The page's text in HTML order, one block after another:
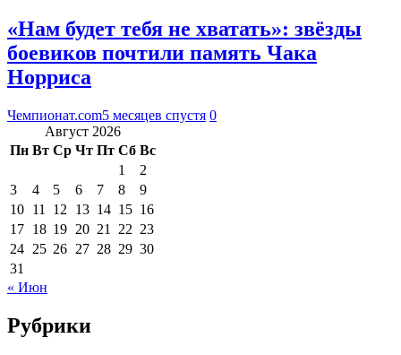
«Нам будет тебя не хватать»: звёзды
боевиков почтили память Чака
Норриса
Чемпионат.com5 месяцев спустя 0
Август 2026
Пн Вт Ср Чт Пт Сб Вс
1
2
3
4 5 6 7 8
9
10 11 12 13 14 15 16
17 18 19 20 21 22 23
24 25 26 27 28 29 30
31
« Июн
Рубрики